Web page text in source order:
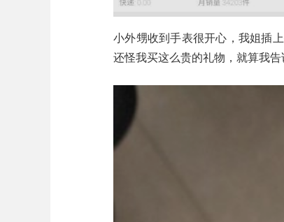
小外甥收到手表很开心，我姐插
还怪我买这么贵的礼物，就算我